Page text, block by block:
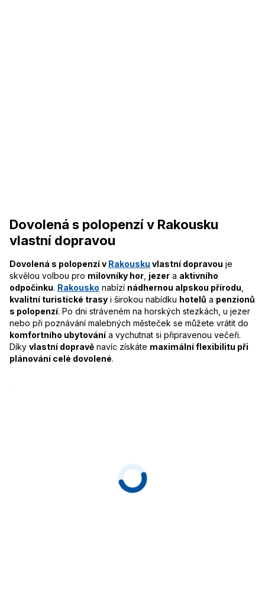
Dovolená s polopenzí v Rakousku
vlastní dopravou
Dovolená s polopenzí v Rakousku vlastní dopravou je
skvělou volbou pro milovníky hor jezer a aktivního
odpočinku. Rakousko nabízí nádhernou alpskou přírodu
kvalitní turistické trasy i širokou nabídku hotelů a penzionů
s polopenzí. Po dni stráveném na horských stezkách, u jezer
nebo při poznávání malebných městeček se můžete vrátit do
komfortního ubytování a vychutnat si připravenou večeři.
Díky vlastní dopravě navíc získáte maximální flexibilitu při
plánování celé dovolené.